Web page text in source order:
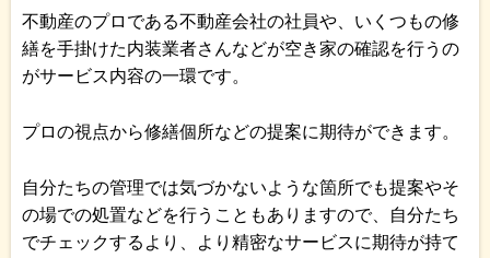
不動産のプロである不動産会社の社員や、いくつもの修
繕を手掛けた内装業者さんなどが空き家の確認を行うの
がサービス内容の一環です。
プロの視点から修繕個所などの提案に期待ができます。
自分たちの管理では気づかないような箇所でも提案やそ
の場での処置などを行うこともありますので、自分たち
でチェックするより、より精密なサービスに期待が持て